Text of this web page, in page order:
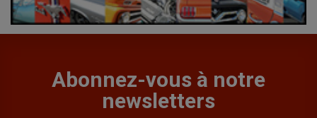
Abonnez-vous à notre
newsletters